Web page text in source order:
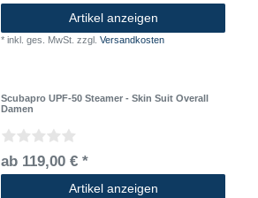
Artikel anzeigen
*inkl. ges. MwSt. zzgl.Versandkosten
Scubapro UPF-50 Steamer - Skin Suit Overall
Damen
ab 119,00 € *
Artikel anzeigen